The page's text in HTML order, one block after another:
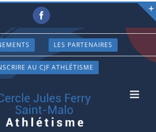
Facebook
LES PARTENAIRES
AU CJF ATHLÉTISME